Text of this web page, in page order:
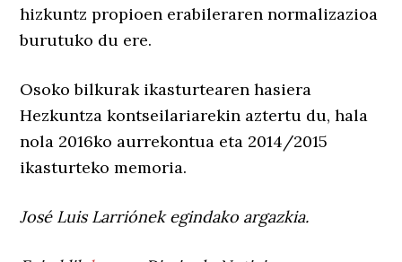
hizkuntz propioen erabileraren normalizazioa
burutuko du ere.
Osoko bilkurak ikasturtearen hasiera
Hezkuntza kontseilariarekin aztertu du, hala
nola 2016ko aurrekontua eta 2014/2015
ikasturteko memoria.
José Luis Larriónek egindako argazkia.